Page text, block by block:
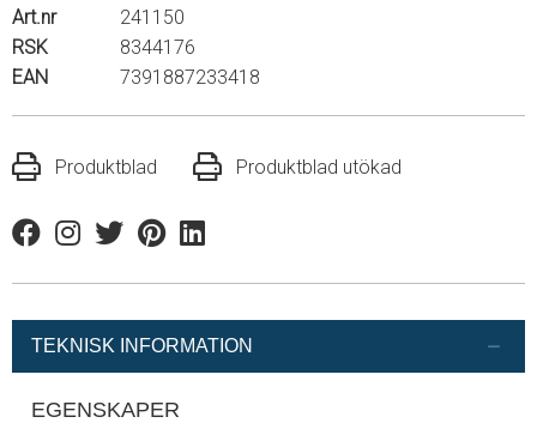
Art.nr
241150
RSK
8344176
EAN
7391887233418
Produktblad Produktblad utökad
FacebookInstagram
TwitterPinterestLinkedin
TEKNISK INFORMATION
EGENSKAPER